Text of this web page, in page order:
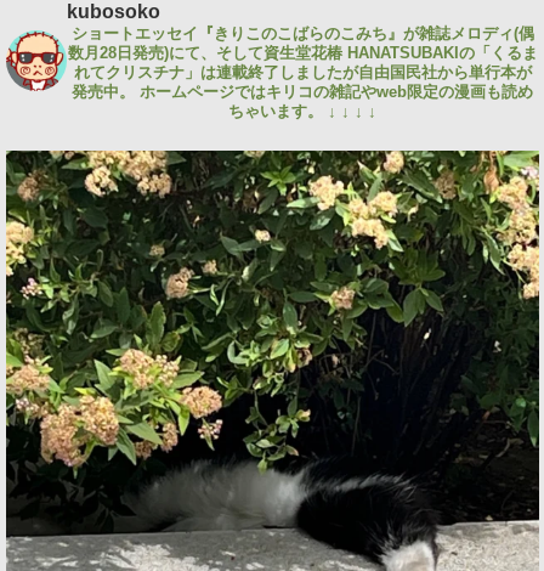
kubosoko
ショートエッセイ『きりこのこばらのこみち』が雑誌メロディ(偶
数月28日発売)にて、そして資生堂花椿 HANATSUBAKIの「くるま
れてクリスチナ」は連載終了しましたが自由国民社から単行本が
発売中。
ホームページではキリコの雑記やweb限定の漫画も読め
ちゃいます。
↓ ↓ ↓ ↓